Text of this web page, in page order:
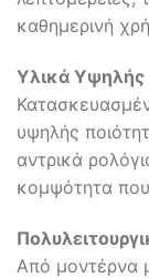
καθημερινή
Υλικά Υψηλής
υψηλής
αντρικά
κομψότητα
Από μοντέρνα